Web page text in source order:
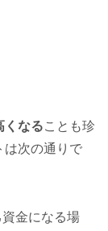
くなることも珍
は次の通りで
金になる場